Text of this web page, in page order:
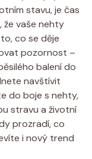
stavu, je čas
že vaše nehty
co se děje
pozornost –
balení do
navštívit
do boje s nehty,
stravu a životní
prozradí, co
i nový trend